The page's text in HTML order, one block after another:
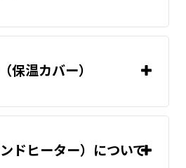
温度調節器(温
温度調節器(温
温度調節器(温
保温カバー）
ドヒーター）について